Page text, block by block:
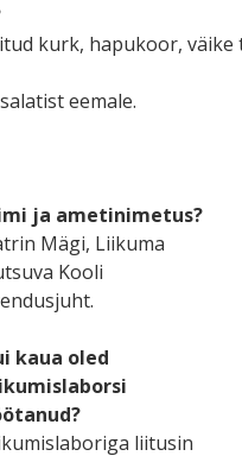
kurk, hapukoor,
eemale.
ja ametinimetus?
Mägi, Liikuma
Kooli
kaua oled
liitusin